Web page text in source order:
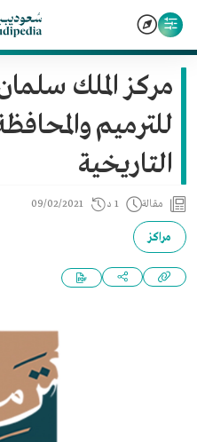
مركز الملك
للترميم
التاريخية
مقالة 1 د 09/02/2021
مراكز